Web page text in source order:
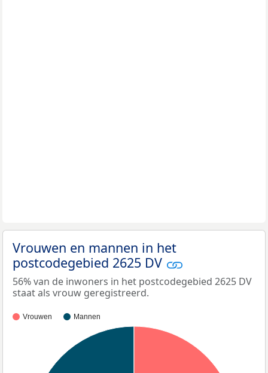
Vrouwen en mannen in het
postcodegebied 2625 DV
56% van de inwoners in het postcodegebied 2625 DV
staat als vrouw geregistreerd.
Vrouwen Mannen